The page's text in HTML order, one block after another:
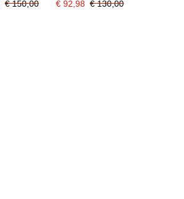
€ 150,00 € 92,98 € 130,00